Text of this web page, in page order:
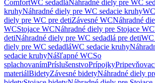
ComfortWC sedadláNáhradné diely pre WC
kruhyNáhradné diely pre WC sedacie kruhy
diely pre WC pre detiZávesné WCNáhradné
WCStojace WCNáhradné diely pre Stojace WC
detiNáhradné diely pre WC sedadlá pre detiWC
diely pre WC sedadláWC sedacie kruhy
sedacie kruhyNášľapné WCSo
splachovanímPríslušenstvoPrípojky
materiálBidetyZávesné bidetyNáhradné diely